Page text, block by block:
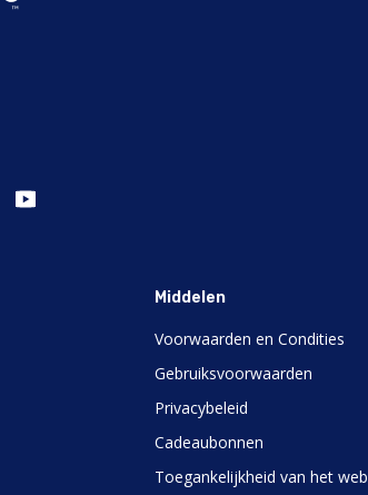
Middelen
Voorwaarden en Condities
Gebruiksvoorwaarden
Privacybeleid
Cadeaubonnen
Toegankelijkheid van het web